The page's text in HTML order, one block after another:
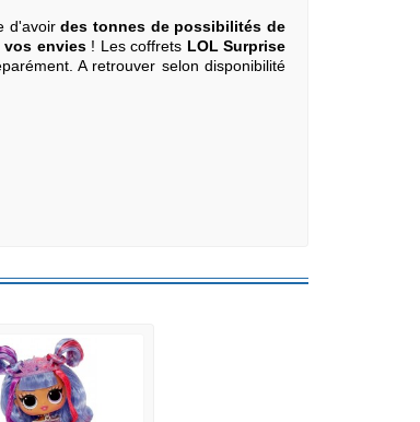
d'avoirdes tonnes de possibilités de
vos envies! Les coffrets LOL Surprise
A retrouver selon disponibilité